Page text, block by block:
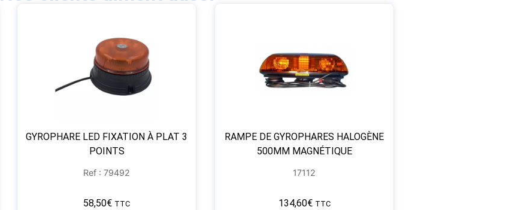
GYROPHARE LED FIXATION À PLAT 3
POINTS
Ref : 79492
58,50€ TTC
RAMPE DE GYROPHARES HALOGÈNE
500MM MAGNÉTIQUE
17112
134,60€ TTC